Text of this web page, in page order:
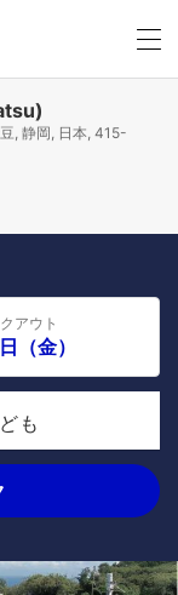
, 静岡, 日本, 415-
アウト
（金）
も